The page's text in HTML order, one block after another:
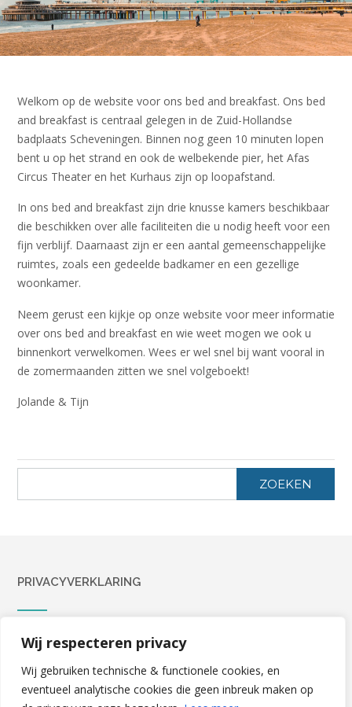
Wij respecteren privacy
Wij gebruiken technische & functionele cookies, en
eventueel analytische cookies die geen inbreuk maken op
Welkom op de website voor ons bed and breakfast. Ons bed
and breakfast is centraal gelegen in de Zuid-Hollandse
badplaats Scheveningen. Binnen nog geen 10 minuten lopen
bent u op het strand en ook de welbekende pier, het Afas
Circus Theater en het Kurhaus zijn op loopafstand.
In ons bed and breakfast zijn drie knusse kamers beschikbaar
die beschikken over alle faciliteiten die u nodig heeft voor een
fijn verblijf. Daarnaast zijn er een aantal gemeenschappelijke
ruimtes, zoals een gedeelde badkamer en een gezellige
woonkamer.
Neem gerust een kijkje op onze website voor meer informatie
over ons bed and breakfast en wie weet mogen we ook u
binnenkort verwelkomen. Wees er wel snel bij want vooral in
de zomermaanden zitten we snel volgeboekt!
Jolande & Tijn
ZOEKEN
PRIVACYVERKLARING
Privacyverklaring